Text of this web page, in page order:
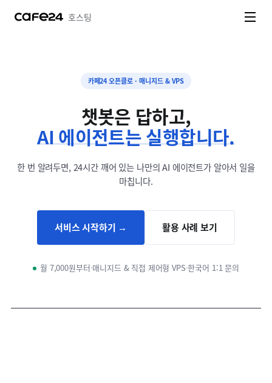
호스팅
카페24 오픈클로 · 매니지드 & VPS
챗봇은 답하고,
AI 에이전트는 실행합니다.
한 번 알려두면, 24시간 깨어 있는 나만의 AI 에이전트가 알아서 일을
마칩니다.
서비스 시작하기 → 활용 사례 보기
월 7,000원부터·매니지드 & 직접 제어형 VPS·한국어 1:1 문의